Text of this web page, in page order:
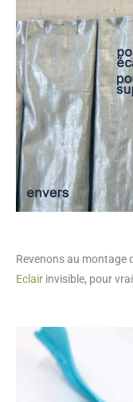
Revenons au montage
Eclair invisible, pour